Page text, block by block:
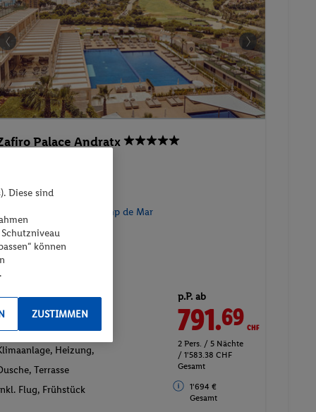
Palace Andratx
Spanien - Andratx - Camp de Mar
Paare,
Heizung,
Terrasse
Flug, Frühstück
p.P. ab
791.69CHF
2 Pers. / 5 Nächte
/ 1'583.38 CHF
Gesamt
1'694 €
Gesamt
Diese sind
können
.
ZUSTIMMEN